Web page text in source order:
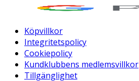
Köpvillkor
Integritetspolicy
Cookiepolicy
Kundklubbens medlemsvillkor
Tillgänglighet